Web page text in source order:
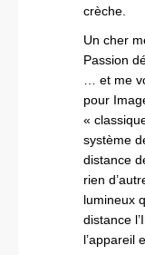
crèche.
Un cher
Passion
… et me
pour
«
système
distance
rien
lumineux
distance
l’appareil